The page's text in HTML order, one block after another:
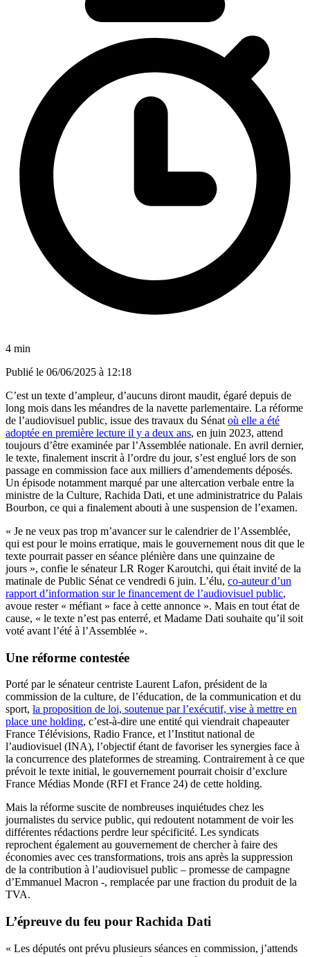
4 min
Publié le 06/06/2025 à 12:18
C’est un texte d’ampleur, d’aucuns diront maudit, égaré depuis de
long mois dans les méandres de la navette parlementaire. La réforme
de l’audiovisuel public, issue des travaux du Sénat où elle a été
adoptée en première lecture il y a deux ans, en juin 2023, attend
toujours d’être examinée par l’Assemblée nationale. En avril dernier,
le texte, finalement inscrit à l’ordre du jour, s’est englué lors de son
passage en commission face aux milliers d’amendements déposés.
Un épisode notamment marqué par une altercation verbale entre la
ministre de la Culture, Rachida Dati, et une administratrice du Palais
Bourbon, ce qui a finalement abouti à une suspension de l’examen.
« Je ne veux pas trop m’avancer sur le calendrier de l’Assemblée,
qui est pour le moins erratique, mais le gouvernement nous dit que le
texte pourrait passer en séance plénière dans une quinzaine de
jours », confie le sénateur LR Roger Karoutchi, qui était invité de la
matinale de Public Sénat ce vendredi 6 juin. L’élu, co-auteur d’un
rapport d’information sur le financement de l’audiovisuel public,
avoue rester « méfiant » face à cette annonce ». Mais en tout état de
cause, « le texte n’est pas enterré, et Madame Dati souhaite qu’il soit
voté avant l’été à l’Assemblée ».
Une réforme contestée
Porté par le sénateur centriste Laurent Lafon, président de la
commission de la culture, de l’éducation, de la communication et du
sport, la proposition de loi, soutenue par l’exécutif, vise à mettre en
place une holding, c’est-à-dire une entité qui viendrait chapeauter
France Télévisions, Radio France, et l’Institut national de
l’audiovisuel (INA), l’objectif étant de favoriser les synergies face à
la concurrence des plateformes de streaming. Contrairement à ce que
prévoit le texte initial, le gouvernement pourrait choisir d’exclure
France Médias Monde (RFI et France 24) de cette holding.
Mais la réforme suscite de nombreuses inquiétudes chez les
journalistes du service public, qui redoutent notamment de voir les
différentes rédactions perdre leur spécificité. Les syndicats
reprochent également au gouvernement de chercher à faire des
économies avec ces transformations, trois ans après la suppression
de la contribution à l’audiovisuel public – promesse de campagne
d’Emmanuel Macron -, remplacée par une fraction du produit de la
TVA.
L’épreuve du feu pour Rachida Dati
« Les députés ont prévu plusieurs séances en commission, j’attends